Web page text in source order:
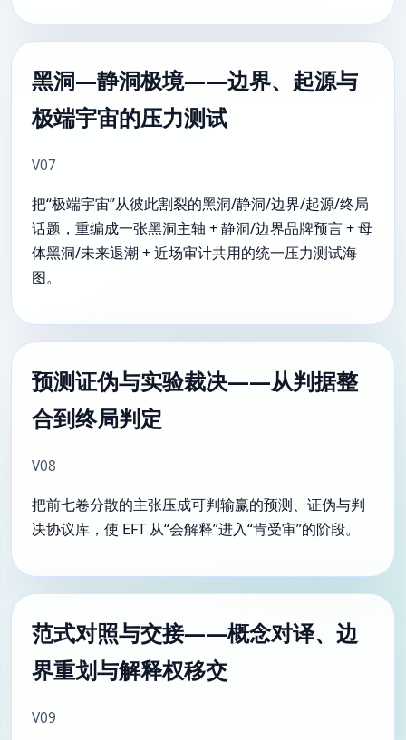
黑洞—静洞极境——边界、起源与
极端宇宙的压力测试
V07
把“极端宇宙”从彼此割裂的黑洞/静洞/边界/起源/终局
话题，重编成一张黑洞主轴 + 静洞/边界品牌预言 + 母
体黑洞/未来退潮 + 近场审计共用的统一压力测试海
图。
预测证伪与实验裁决——从判据整
合到终局判定
V08
把前七卷分散的主张压成可判输赢的预测、证伪与判
决协议库，使 EFT 从“会解释”进入“肯受审”的阶段。
范式对照与交接——概念对译、边
界重划与解释权移交
V09